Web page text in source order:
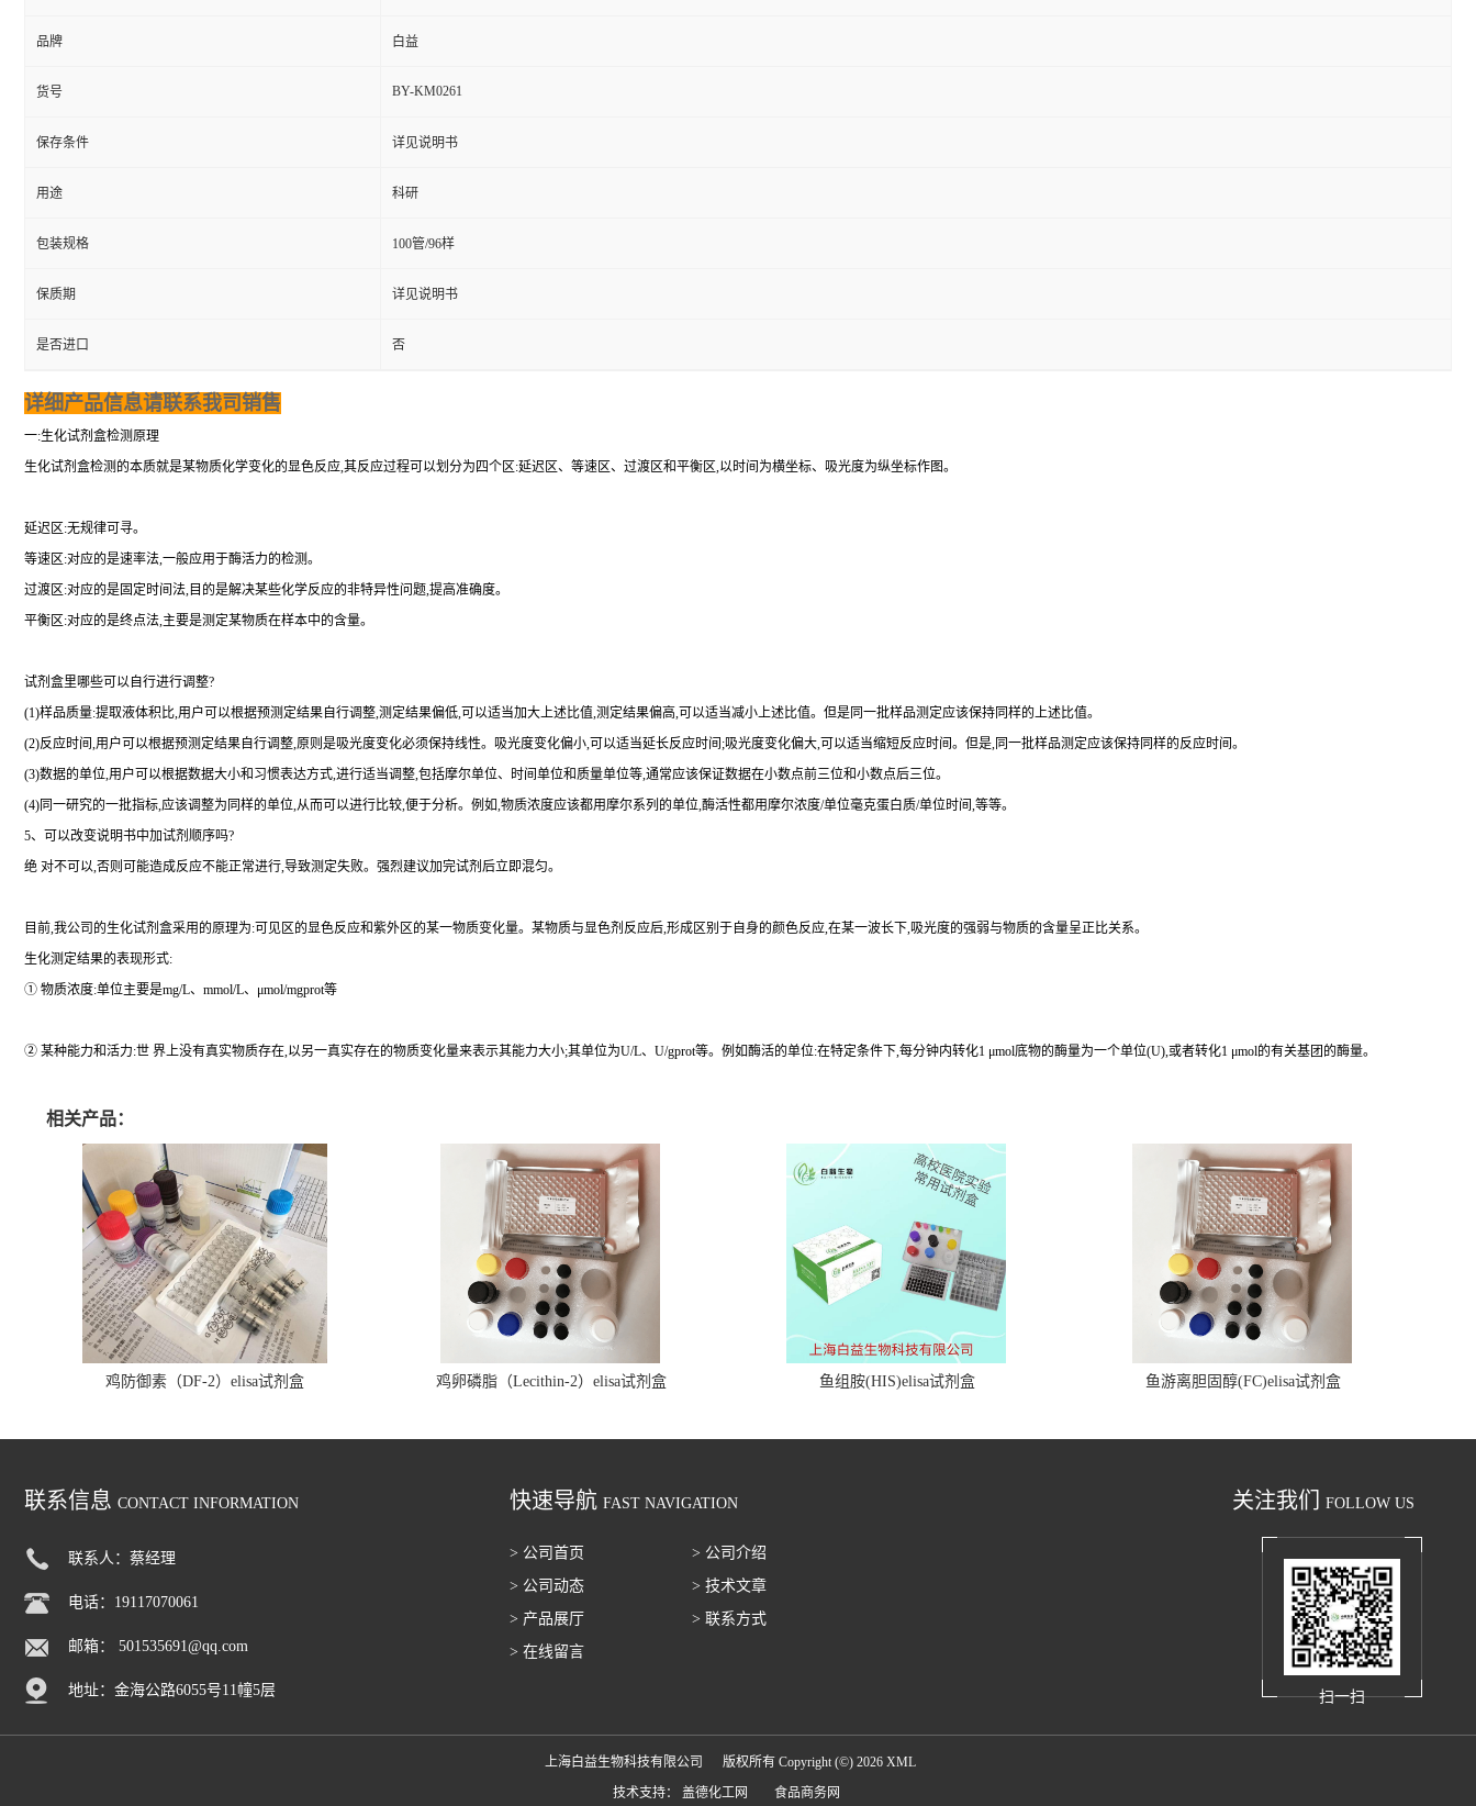
品牌 白益
货号 BY-KM0261
保存条件 详见说明书
用途 科研
包装规格 100管/96样
保质期 详见说明书
是否进口 否
详细产品信息请联系我司销售
一:生化试剂盒检测原理
生化试剂盒检测的本质就是某物质化学变化的显色反应,其反应过程可以划分为四个区:延迟区、等速区、过渡区和平衡区,以时间为横坐标、吸光度为纵坐标作图。
延迟区:无规律可寻。
等速区:对应的是速率法,一般应用于酶活力的检测。
过渡区:对应的是固定时间法,目的是解决某些化学反应的非特异性问题,提高准确度。
平衡区:对应的是终点法,主要是测定某物质在样本中的含量。
试剂盒里哪些可以自行进行调整?
(1)样品质量:提取液体积比,用户可以根据预测定结果自行调整,测定结果偏低,可以适当加大上述比值,测定结果偏高,可以适当减小上述比值。但是同一批样品测定应该保持同样的上述比值。
(2)反应时间,用户可以根据预测定结果自行调整,原则是吸光度变化必须保持线性。吸光度变化偏小,可以适当延长反应时间;吸光度变化偏大,可以适当缩短反应时间。但是,同一批样品测定应该保持同样的反应时间。
(3)数据的单位,用户可以根据数据大小和习惯表达方式,进行适当调整,包括摩尔单位、时间单位和质量单位等,通常应该保证数据在小数点前三位和小数点后三位。
(4)同一研究的一批指标,应该调整为同样的单位,从而可以进行比较,便于分析。例如,物质浓度应该都用摩尔系列的单位,酶活性都用摩尔浓度/单位毫克蛋白质/单位时间,等等。
5、可以改变说明书中加试剂顺序吗?
绝 对不可以,否则可能造成反应不能正常进行,导致测定失败。强烈建议加完试剂后立即混匀。
目前,我公司的生化试剂盒采用的原理为:可见区的显色反应和紫外区的某一物质变化量。某物质与显色剂反应后,形成区别于自身的颜色反应,在某一波长下,吸光度的强弱与物质的含量呈正比关系。
生化测定结果的表现形式:
① 物质浓度:单位主要是mg/L、mmol/L、μmol/mgprot等
② 某种能力和活力:世 界上没有真实物质存在,以另一真实存在的物质变化量来表示其能力大小;其单位为U/L、U/gprot等。例如酶活的单位:在特定条件下,每分钟内转化1 μmol底物的酶量为一个单位(U),或者转化1 μmol的有关基团的酶量。
相关产品：
鸡防御素（DF-2）elisa试剂盒 鸡卵磷脂（Lecithin-2）elisa试剂盒 鱼组胺(HIS)elisa试剂盒 鱼游离胆固醇(FC)elisa试剂盒
联系信息 CONTACT INFORMATION
联系人：蔡经理
电话：19117070061
邮箱： 501535691@qq.com
地址：金海公路6055号11幢5层
快速导航 FAST NAVIGATION
> 公司首页
> 公司介绍
> 公司动态
> 技术文章
> 产品展厅
> 联系方式
> 在线留言
关注我们 FOLLOW US
扫一扫
上海白益生物科技有限公司 版权所有 Copyright (©) 2026 XML
技术支持： 盖德化工网 食品商务网